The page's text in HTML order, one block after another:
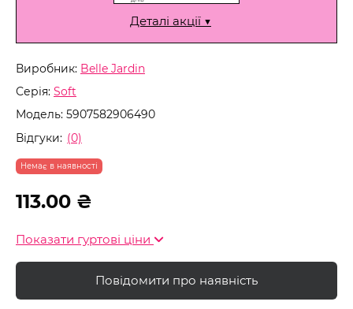
Деталі акції ▼
Виробник: Belle Jardin
Серія: Soft
Модель: 5907582906490
Відгуки: (0)
Немає в наявності
113.00 ₴
Показати гуртові ціни
Повідомити про наявність